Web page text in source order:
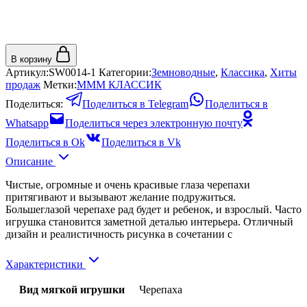
В корзину
Артикул:SW0014-1 Категории:Земноводные, Классика, Хиты
продаж Метки:МММ КЛАССИК
Поделиться:
Поделиться в Telegram
Поделиться в
Whatsapp
Поделиться через электронную почту
Поделиться в Ok
Поделиться в Vk
Описание
Чистые, огромные и очень красивые глаза черепахи
притягивают и вызывают желание подружиться.
Большеглазой черепахе рад будет и ребенок, и взрослый. Часто
игрушка становится заметной деталью интерьера. Отличный
дизайн и реалистичность рисунка в сочетании с
Характеристики
Вид мягкой игрушки Черепаха